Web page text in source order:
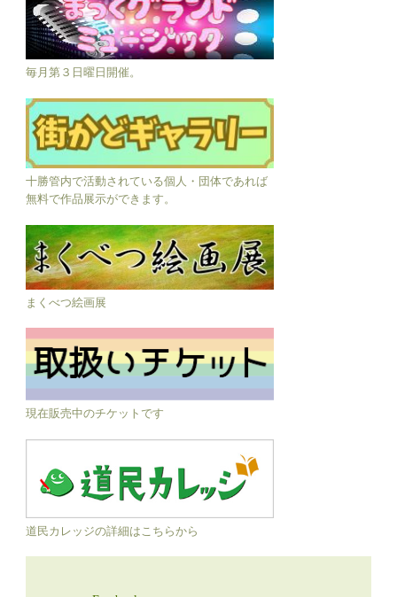
毎月第３日曜日開催。
十勝管内で活動されている個人・団体であれば
無料で作品展示ができます。
まくべつ絵画展
現在販売中のチケットです
道民カレッジの詳細はこちらから